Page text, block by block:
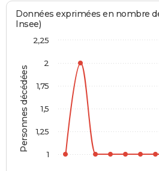
Personnes décédées
Données exprimées en nombre
Insee)
1
1,25
1,5
1,75
2
2,25